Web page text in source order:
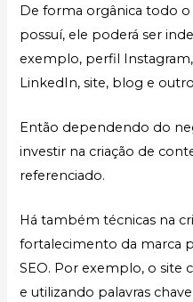
De forma orgânica todo
possuí, ele poderá ser
exemplo, perfil
LinkedIn, site, blog e
Então dependendo do
investir na criação de
referenciado.
Há também técnicas na
fortalecimento da marca
SEO. Por exemplo, o
e utilizando palavras